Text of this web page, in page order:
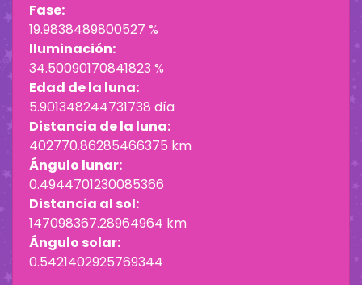
Fase:
19.9838489800527 %
Iluminación:
34.50090170841823 %
Edad de la luna:
5.901348244731738 día
Distancia de la luna:
402770.86285466375 km
Ángulo lunar:
0.4944701230085366
Distancia al sol:
147098367.28964964 km
Ángulo solar:
0.5421402925769344